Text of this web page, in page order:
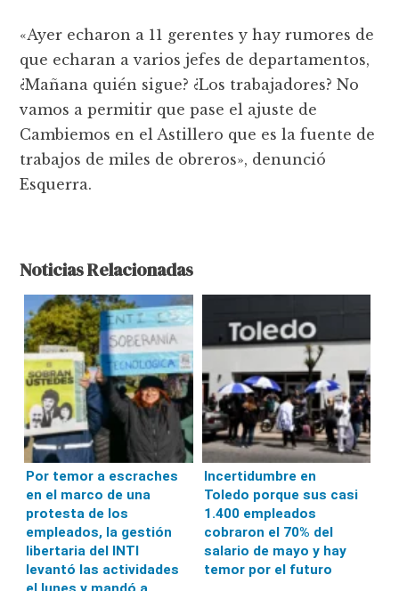
«Ayer echaron a 11 gerentes y hay rumores de
que echaran a varios jefes de departamentos,
¿Mañana quién sigue? ¿Los trabajadores? No
vamos a permitir que pase el ajuste de
Cambiemos en el Astillero que es la fuente de
trabajos de miles de obreros», denunció
Esquerra.
Noticias Relacionadas
Por temor a escraches
en el marco de una
protesta de los
empleados, la gestión
libertaria del INTI
levantó las actividades
Incertidumbre en
Toledo porque sus casi
1.400 empleados
cobraron el 70% del
salario de mayo y hay
temor por el futuro